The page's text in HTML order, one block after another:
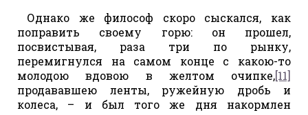
Однако же философ скоро сыскался, как
поправить своему горю: он прошел,
посвистывая, раза три по рынку,
перемигнулся на самом конце с какою-то
молодою вдовою в желтом очипке,[11]
продававшею ленты, ружейную дробь и
колеса, – и был того же дня накормлен